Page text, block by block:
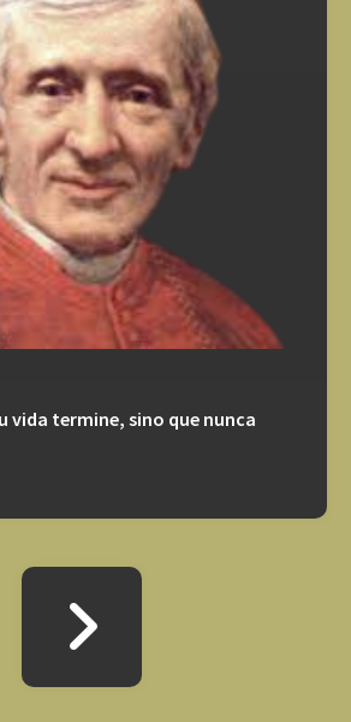
vida termine, sino que nunca